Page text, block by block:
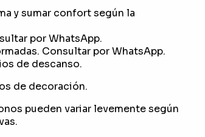
y sumar confort según la
por WhatsApp.
Consultar por WhatsApp.
de descanso.
de decoración.
pueden variar levemente según